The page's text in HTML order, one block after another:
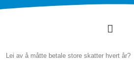
Lei av å måtte betale store skatter hvert år?